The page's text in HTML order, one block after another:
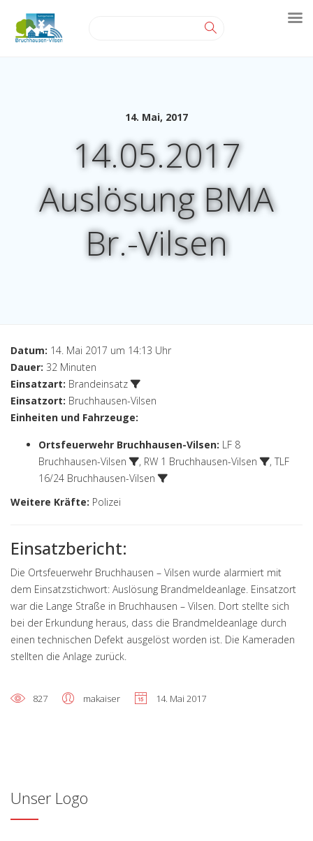
14. Mai, 2017
14.05.2017
Auslösung BMA
Br.-Vilsen
Datum: 14. Mai 2017 um 14:13 Uhr
Dauer: 32 Minuten
Einsatzart: Brandeinsatz
Einsatzort: Bruchhausen-Vilsen
Einheiten und Fahrzeuge:
Ortsfeuerwehr Bruchhausen-Vilsen: LF 8
Bruchhausen-Vilsen
, RW 1 Bruchhausen-Vilsen , TLF
16/24 Bruchhausen-Vilsen
Weitere Kräfte: Polizei
Einsatzbericht:
Die Ortsfeuerwehr Bruchhausen – Vilsen wurde alarmiert mit
dem Einsatzstichwort: Auslösung Brandmeldeanlage. Einsatzort
war die Lange Straße in Bruchhausen – Vilsen. Dort stellte sich
bei der Erkundung heraus, dass die Brandmeldeanlage durch
einen technischen Defekt ausgelöst worden ist. Die Kameraden
stellten die Anlage zurück.
827 makaiser 14. Mai 2017
Unser Logo